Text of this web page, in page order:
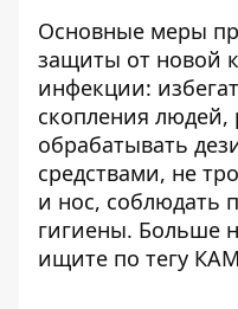
Основные меры
защиты от новой
инфекции:
скопления людей,
обрабатывать
средствами, не
и нос, соблюдать
гигиены. Больше
ищите по тегу